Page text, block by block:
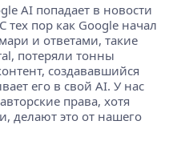
AI попадает в новости
тех пор как Google начал
и ответами, такие
потеряли тонны
создававшийся
его в свой AI. У нас
права, хотя
делают это от нашего